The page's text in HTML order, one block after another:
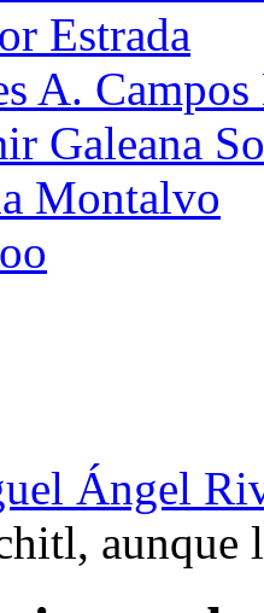
Estrada
A.
Galeana
Montalvo
Ángel
aunque